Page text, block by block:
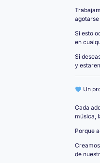
Si esto
en
Si
y
Un
Cada
música,
Porque
de